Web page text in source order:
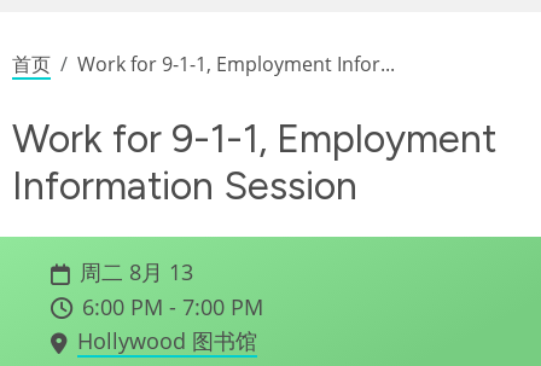
面包屑
首页 Work for 9-1-1, Employment Infor...
Work for 9-1-1, Employment
Information Session
周二 8月 13
6:00 PM - 7:00 PM
Hollywood 图书馆